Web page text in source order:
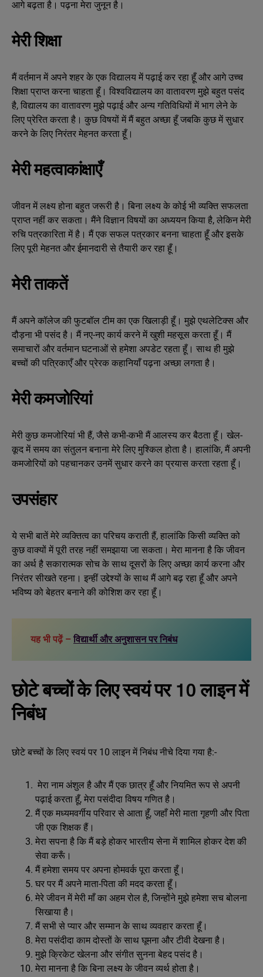
आगे बढ़ता है। पढ़ना मेरा जुनून है।
मेरी शिक्षा
मैं वर्तमान में अपने शहर के एक विद्यालय में पढ़ाई कर रहा हूँ और आगे उच्च
शिक्षा प्राप्त करना चाहता हूँ। विश्वविद्यालय का वातावरण मुझे बहुत पसंद
है, विद्यालय का वातावरण मुझे पढ़ाई और अन्य गतिविधियों में भाग लेने के
लिए प्रेरित करता है। कुछ विषयों में मैं बहुत अच्छा हूँ जबकि कुछ में सुधार
करने के लिए निरंतर मेहनत करता हूँ।
मेरी महत्वाकांक्षाएँ
जीवन में लक्ष्य होना बहुत जरूरी है। बिना लक्ष्य के कोई भी व्यक्ति सफलता
प्राप्त नहीं कर सकता। मैंने विज्ञान विषयों का अध्ययन किया है, लेकिन मेरी
रुचि पत्रकारिता में है। मैं एक सफल पत्रकार बनना चाहता हूँ और इसके
लिए पूरी मेहनत और ईमानदारी से तैयारी कर रहा हूँ।
मेरी ताकतें
मैं अपने कॉलेज की फुटबॉल टीम का एक खिलाड़ी हूँ। मुझे एथलेटिक्स और
दौड़ना भी पसंद है। मैं नए-नए कार्य करने में खुशी महसूस करता हूँ। मैं
समाचारों और वर्तमान घटनाओं से हमेशा अपडेट रहता हूँ। साथ ही मुझे
बच्चों की पत्रिकाएँ और प्रेरक कहानियाँ पढ़ना अच्छा लगता है।
मेरी कमजोरियां
मेरी कुछ कमजोरियां भी हैं, जैसे कभी-कभी मैं आलस्य कर बैठता हूँ। खेल-
कूद में समय का संतुलन बनाना मेरे लिए मुश्किल होता है। हालांकि, मैं अपनी
कमजोरियों को पहचानकर उनमें सुधार करने का प्रयास करता रहता हूँ।
उपसंहार
ये सभी बातें मेरे व्यक्तित्व का परिचय कराती हैं, हालांकि किसी व्यक्ति को
कुछ वाक्यों में पूरी तरह नहीं समझाया जा सकता। मेरा मानना है कि जीवन
का अर्थ है सकारात्मक सोच के साथ दूसरों के लिए अच्छा कार्य करना और
निरंतर सीखते रहना। इन्हीं उद्देश्यों के साथ मैं आगे बढ़ रहा हूँ और अपने
भविष्य को बेहतर बनाने की कोशिश कर रहा हूँ।
यह भी पढ़ें – विद्यार्थी और अनुशासन पर निबंध
छोटे बच्चों के लिए स्वयं पर 10 लाइन में
निबंध
छोटे बच्चों के लिए स्वयं पर 10 लाइन में निबंध नीचे दिया गया है:-
मेरा नाम अंशुल है और मैं एक छात्र हूँ और नियमित रूप से अपनी
पढ़ाई करता हूँ, मेरा पसंदीदा विषय गणित है।
मैं एक मध्यमवर्गीय परिवार से आता हूँ, जहाँ मेरी माता गृहणी और पिता
जी एक शिक्षक हैं।
मेरा सपना है कि मैं बड़े होकर भारतीय सेना में शामिल होकर देश की
सेवा करूँ।
मैं हमेशा समय पर अपना होमवर्क पूरा करता हूँ।
घर पर मैं अपने माता-पिता की मदद करता हूँ।
मेरे जीवन में मेरी माँ का अहम रोल है, जिन्होंने मुझे हमेशा सच बोलना
सिखाया है।
मैं सभी से प्यार और सम्मान के साथ व्यवहार करता हूँ।
मेरा पसंदीदा काम दोस्तों के साथ घूमना और टीवी देखना है।
मुझे क्रिकेट खेलना और संगीत सुनना बेहद पसंद है।
मेरा मानना है कि बिना लक्ष्य के जीवन व्यर्थ होता है।